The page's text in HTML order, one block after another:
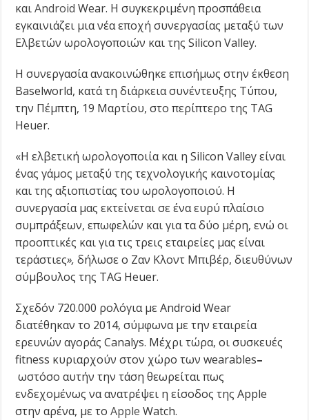
καιAndroidWear. Η συγκεκριμένη προσπάθεια
εγκαινιάζει μια νέα εποχή συνεργασίας μεταξύ των
Ελβετών ωρολογοποιών και της Silicon Valley.
Η συνεργασία ανακοινώθηκε επισήμως στην έκθεση
Baselworld, κατά τη διάρκεια συνέντευξης Τύπου,
την Πέμπτη, 19 Μαρτίου, στο περίπτερο της TAG
Heuer.
«Η ελβετική ωρολογοποιία και η Silicon Valley είναι
ένας γάμος μεταξύ της τεχνολογικής καινοτομίας
και της αξιοπιστίας του ωρολογοποιού. Η
συνεργασία μας εκτείνεται σε ένα ευρύ πλαίσιο
συμπράξεων, επωφελών και για τα δύο μέρη, ενώ οι
προοπτικές και για τις τρεις εταιρείες μας είναι
τεράστιες», δήλωσε ο Ζαν Κλοντ Μπιβέρ, διευθύνων
σύμβουλος της TAG Heuer.
Σχεδόν 720.000 ρολόγια με Android Wear
διατέθηκαν το 2014, σύμφωνα με την εταιρεία
ερευνών αγοράς Canalys. Μέχρι τώρα, οι συσκευές
fitness κυριαρχούν στον χώρο των wearables–
ωστόσο αυτήν την τάση θεωρείται πως
ενδεχομένως να ανατρέψει η είσοδος της Apple
στην αρένα, με τοAppleWatch.